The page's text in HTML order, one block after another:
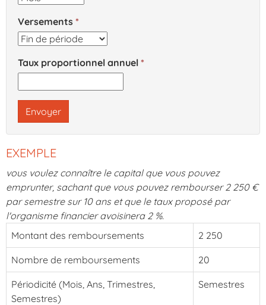
Versements
Taux proportionnel annuel
Envoyer
EXEMPLE
vous voulez connaître le capital que vous pouvez
emprunter, sachant que vous pouvez rembourser 2 250 €
par semestre sur 10 ans et que le taux proposé par
l'organisme financier avoisinera 2 %.
Montant des remboursements
2 250
Nombre de remboursements 20
Périodicité (Mois, Ans, Trimestres,
Semestres)
Semestres